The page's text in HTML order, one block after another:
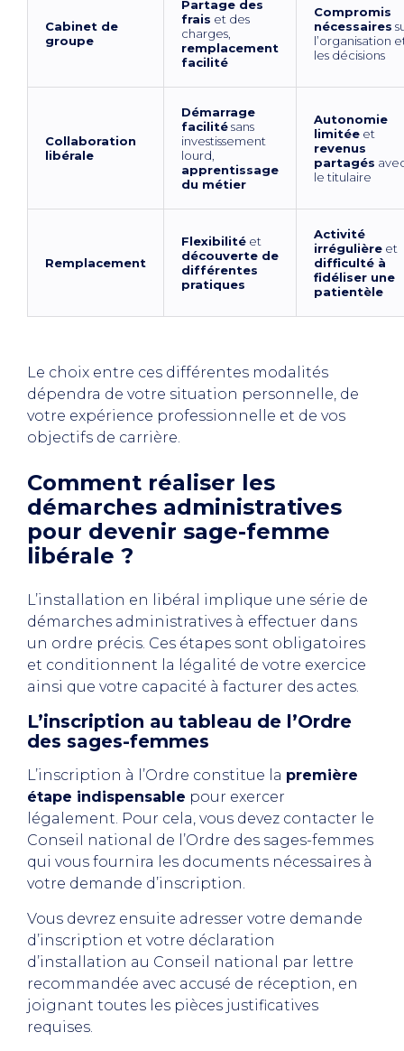
Cabinet de
groupe
Partage des
frais et des
charges,
remplacement
facilité
Compromis
nécessaires
l’organisation
les décisions
Collaboration
libérale
Démarrage
facilitésans
investissement
lourd,
apprentissage
du métier
Autonomie
limitée et
revenus
partagés
le titulaire
Remplacement
Flexibilité et
découverte de
différentes
pratiques
Activité
irrégulière et
difficulté à
fidéliser une
patientèle
Le choix entre ces différentes modalités
dépendra de votre situation personnelle, de
votre expérience professionnelle et de vos
objectifs de carrière.
Comment réaliser les
démarches administratives
pour devenir sage-femme
libérale ?
L’installation en libéral implique une série de
démarches administratives à effectuer dans
un ordre précis. Ces étapes sont obligatoires
et conditionnent la légalité de votre exercice
ainsi que votre capacité à facturer des actes.
L’inscription au tableau de l’Ordre
des sages-femmes
L’inscription à l’Ordre constitue la première
étape indispensable pour exercer
légalement. Pour cela, vous devez contacter le
Conseil national de l’Ordre des sages-femmes
qui vous fournira les documents nécessaires à
votre demande d’inscription.
Vous devrez ensuite adresser votre demande
d’inscription et votre déclaration
d’installation au Conseil national par lettre
recommandée avec accusé de réception, en
joignant toutes les pièces justificatives
requises.